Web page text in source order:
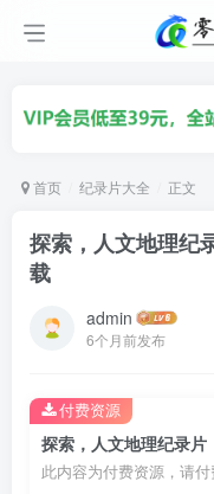
首页 纪录片大全 正文
探索，人文地理纪
载
admin
6个月前发布
探索，人文地理纪录
此内容为付费资源，请
付费资源